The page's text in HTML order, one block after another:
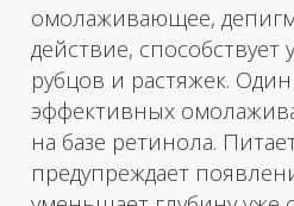
персональных данных